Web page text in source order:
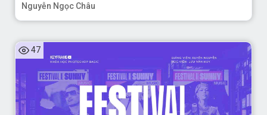
Nguyễn Ngọc Châu
47